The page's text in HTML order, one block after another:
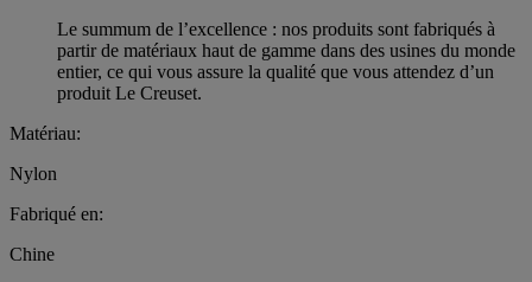
Le summum de l’excellence : nos produits sont fabriqués à
partir de matériaux haut de gamme dans des usines du monde
entier, ce qui vous assure la qualité que vous attendez d’un
produit Le Creuset.
Matériau:
Nylon
Fabriqué en:
Chine